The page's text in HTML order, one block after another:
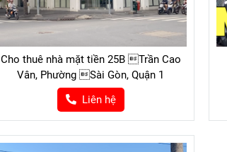
Cho thuê nhà mặt tiền 25B Trần Cao
Vân, Phường Sài Gòn, Quận 1
Liên hệ